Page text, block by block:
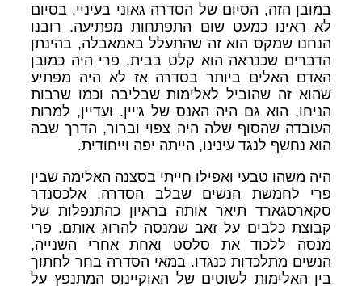
במובן הזה, הסיום של הסדרה גאוני בעיניי. בסיום
לא ראינו כמעט שום התפתחות מפתיעה. רובנו
הנחנו שמקס הוא זה שהתעלל באמאבלה, בהינתן
הדברים שכנראה הוא קלט בבית, פרי היה כמובן
האדם האלים ביותר בסדרה אז לא היה מפתיע
שהוא זה שהוביל לאלימות שבליבה וכמו שרבות
הניחו, הוא גם היה האנס של ג'יין. ועדיין, למרות
העובדה שהסוף שלה היה צפוי וברור, הדרך שבה
הוא נחשף לנגד עינינו, הייתה יפה וייחודית.
היה משהו טבעי ואפילו חייתי בסצנה האלימה שבין
פרי לחמשת הנשים שבלב הסדרה. אלכסנדר
סקארסגארד תיאר אותה בראיון כהתנפלות של
קבוצת כלבים על זאב שמנסה להרוג אותם. פרי
מנסה ללכוד את סלסט ואחת אחרי השנייה,
הנשים מתלכדות כנגדו. במאי הסדרה בחר לחתוך
בין האלימות לשוטים של האוקיינוס המתנפץ על